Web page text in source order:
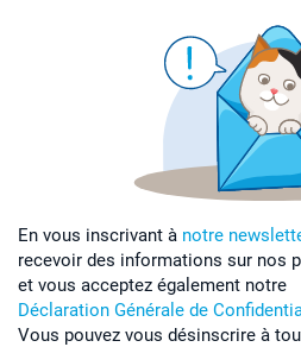
En vous inscrivant à notre
recevoir des informations sur nos
et vous acceptez également notre
Déclaration Générale de
Vous pouvez vous désinscrire à